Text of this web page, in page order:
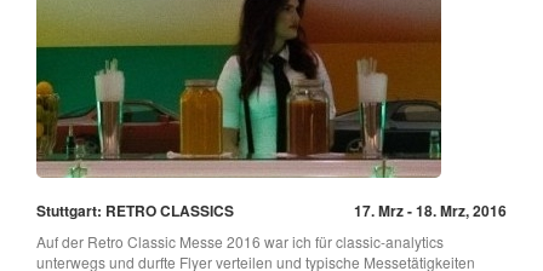
Stuttgart: RETRO CLASSICS 17. Mrz - 18. Mrz, 2016
Auf der Retro Classic Messe 2016 war ich für classic-analytics
unterwegs und durfte Flyer verteilen und typische Messetätigkeiten